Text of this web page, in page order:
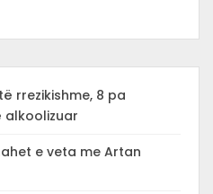
rrezikishme, 8 pa
alkoolizuar
e veta me Artan